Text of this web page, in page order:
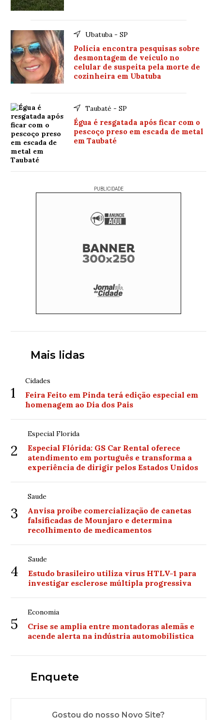
Ubatuba - SP
Polícia encontra pesquisas sobre
desmontagem de veículo no
celular de suspeita pela morte de
cozinheira em Ubatuba
Taubaté - SP
Égua é resgatada após ficar com o
pescoço preso em escada de metal
em Taubaté
PUBLICIDADE
Mais lidas
1
Cidades
Feira Feito em Pinda terá edição especial em
homenagem ao Dia dos Pais
2
Especial Florida
Especial Flórida: GS Car Rental oferece
atendimento em português e transforma a
experiência de dirigir pelos Estados Unidos
3
Saude
Anvisa proíbe comercialização de canetas
falsificadas de Mounjaro e determina
recolhimento de medicamentos
4
Saude
Estudo brasileiro utiliza vírus HTLV-1 para
investigar esclerose múltipla progressiva
5
Economia
Crise se amplia entre montadoras alemãs e
acende alerta na indústria automobilística
Enquete
Gostou do nosso Novo Site?